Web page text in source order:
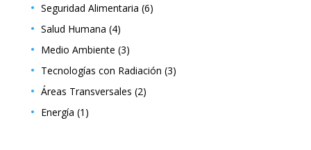
Seguridad Alimentaria (6)
Salud Humana (4)
Medio Ambiente (3)
Tecnologías con Radiación (3)
Áreas Transversales (2)
Energía (1)